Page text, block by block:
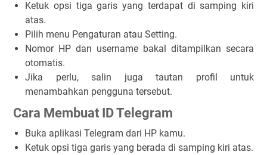
Ketuk opsi tiga garis yang terdapat di samping kiri
atas.
Pilih menu Pengaturan atau Setting.
Nomor HP dan username bakal ditampilkan secara
otomatis.
Jika perlu, salin juga tautan profil untuk
menambahkan pengguna tersebut.
Cara Membuat ID Telegram
Buka aplikasi Telegram dari HP kamu.
Ketuk opsi tiga garis yang berada di samping kiri atas.